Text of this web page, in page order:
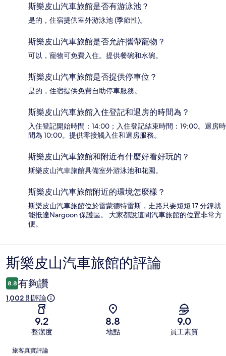
斯樂皮山汽車旅館是否有游泳池？
是的，住宿提供室外游泳池 (季節性)。
斯樂皮山汽車旅館是否允許攜帶寵物？
可以，寵物可免費入住。提供餐碗和水碗。
斯樂皮山汽車旅館是否提供停車位？
是的，住宿提供免費自助停車服務。
斯樂皮山汽車旅館入住登記和退房的時間為？
入住登記開始時間：14:00；入住登記結束時間：19:00。退房時
間為 10:00。提供零接觸入住和退房服務。
斯樂皮山汽車旅館和附近有什麼好看好玩的？
斯樂皮山汽車旅館具備室外游泳池和花園。
斯樂皮山汽車旅館附近的環境怎麼樣？
斯樂皮山汽車旅館位於雷蒙德特雷斯，走路只要短短 17 分鐘就
能抵達Nargoon 保護區。 大家都說這間汽車旅館的位置非常方
便。
評
論
斯樂皮山汽車旅館的評論
8.8 有夠讚
1,002 則評論
9.2
整潔度
8.8
地點
9.0
員工素質
評
旅客真實評論